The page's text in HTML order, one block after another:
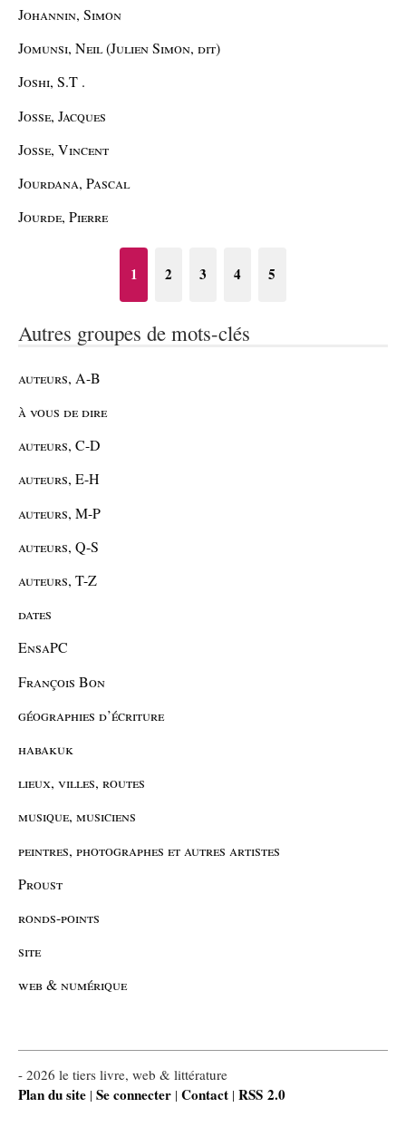
Johannin, Simon
Jomunsi, Neil (Julien Simon, dit)
Joshi, S.T .
Josse, Jacques
Josse, Vincent
Jourdana, Pascal
Jourde, Pierre
1 2 3 4 5
Autres groupes de mots-clés
auteurs, A-B
à vous de dire
auteurs, C-D
auteurs, E-H
auteurs, M-P
auteurs, Q-S
auteurs, T-Z
dates
EnsaPC
François Bon
géographies d’écriture
habakuk
lieux, villes, routes
musique, musiciens
peintres, photographes et autres artistes
Proust
ronds-points
site
web & numérique
- 2026 le tiers livre, web & littérature
Plan du site | Se connecter | Contact | RSS 2.0